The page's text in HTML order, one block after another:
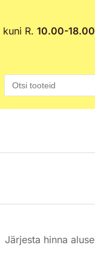
kuni R. 10.00-18.00
Search
for: